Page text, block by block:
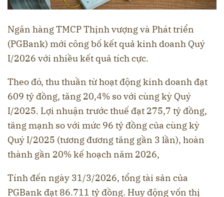
Ngân hàng TMCP Thịnh vượng và Phát triển
(PGBank) mới công bố kết quả kinh doanh Quý
I/2026 với nhiều kết quả tích cực.
Theo đó, thu thuần từ hoạt động kinh doanh đạt
609 tỷ đồng, tăng 20,4% so với cùng kỳ Quý
I/2025. Lợi nhuận trước thuế đạt 275,7 tỷ đồng,
tăng mạnh so với mức 96 tỷ đồng của cùng kỳ
Quý I/2025 (tương đương tăng gần 3 lần), hoàn
thành gần 20% kế hoạch năm 2026,
Tính đến ngày 31/3/2026, tổng tài sản của
PGBank đạt 86.711 tỷ đồng. Huy động vốn thị